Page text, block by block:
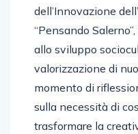
dell’Innovazione
“Pensando
allo sviluppo
valorizzazione di
momento di
sulla necessità di
trasformare la